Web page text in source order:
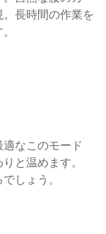
長時間の作業を
なこのモード
と温めます。
しょう。